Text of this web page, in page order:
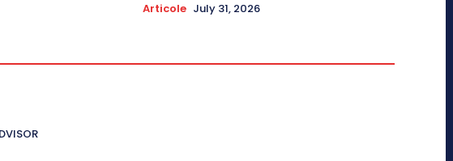
Articole July 31, 2026